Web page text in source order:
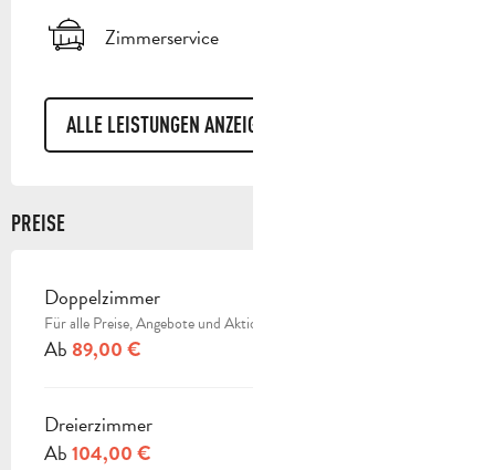
Zimmerservice
ALLE LEISTUNGEN ANZEIGEN
PREISE
PREISE 2026
Doppelzimmer
Für alle Preise, Angebote und Aktionen fragen Sie bitte das Hotel.
Ab 89,00 €
Dreierzimmer
Ab 104,00 €